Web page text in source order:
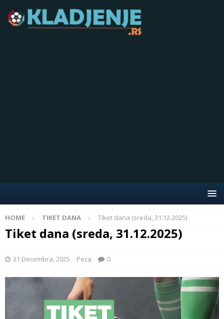
HOME TIKET DANA Tiket dana (sreda, 31.12.2025)
Tiket dana (sreda, 31.12.2025)
31 Decembra, 2025 Peca 0